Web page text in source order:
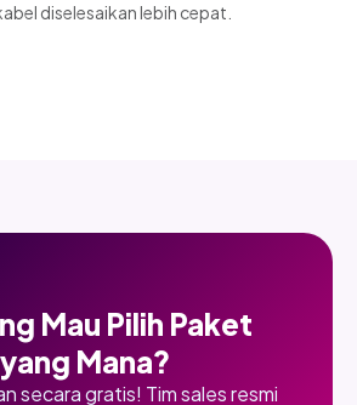
diselesaikan lebih cepat.
Mau Pilih Paket
yang Mana?
secara gratis! Tim sales resmi